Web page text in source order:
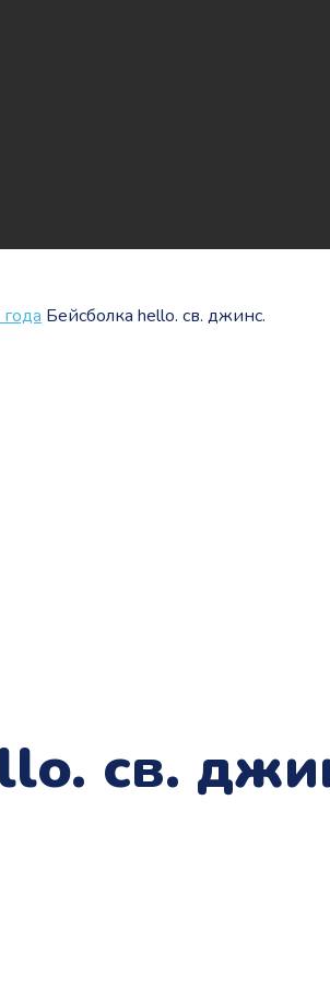
Бейсболка hello. св. джинс.
св.